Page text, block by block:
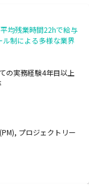
均残業時間22hで給与
ル制による多様な業界
の実務経験4年目以上
プロジェクトリー